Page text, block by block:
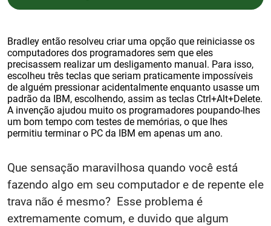
Que sensação maravilhosa quando você está
fazendo algo em seu computador e de repente ele
trava não é mesmo? Esse problema é
extremamente comum, e duvido que algum
Bradley então resolveu criar uma opção que reiniciasse os
computadores dos programadores sem que eles
precisassem realizar um desligamento manual. Para isso,
escolheu três teclas que seriam praticamente impossíveis
de alguém pressionar acidentalmente enquanto usasse um
padrão da IBM, escolhendo, assim as teclas Ctrl+Alt+Delete.
A invenção ajudou muito os programadores poupando-lhes
um bom tempo com testes de memórias, o que lhes
permitiu terminar o PC da IBM em apenas um ano.